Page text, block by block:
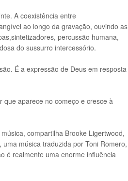
A coexistência entre
ao longo da gravação, ouvindo as
percussão humana,
do sussurro intercessório.
É a expressão de Deus em resposta
que aparece no começo e cresce à
compartilha Brooke Ligertwood,
música traduzida por Toni Romero,
é realmente uma enorme influência